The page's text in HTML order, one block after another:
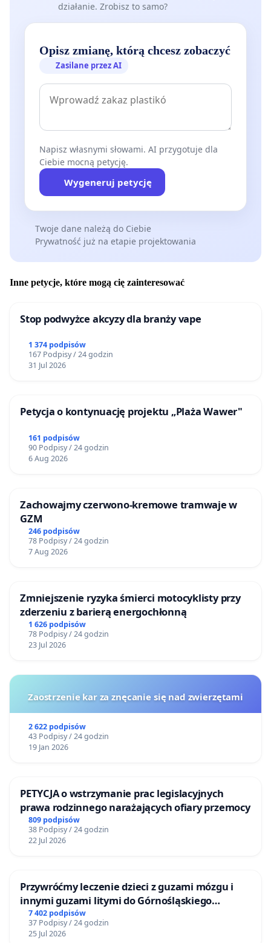
działanie. Zrobisz to samo?
Opisz zmianę, którą chcesz zobaczyć
Zasilane przez AI
Napisz własnymi słowami. AI przygotuje dla
Ciebie mocną petycję.
Wygeneruj petycję
Twoje dane należą do Ciebie
Prywatność już na etapie projektowania
Inne petycje, które mogą cię zainteresować
Stop podwyżce akcyzy dla branży vape
1 374 podpisów
167 Podpisy / 24 godzin
31 Jul 2026
Petycja o kontynuację projektu „Plaża Wawer"
161 podpisów
90 Podpisy / 24 godzin
6 Aug 2026
Zachowajmy czerwono-kremowe tramwaje w
GZM
246 podpisów
78 Podpisy / 24 godzin
7 Aug 2026
Zmniejszenie ryzyka śmierci motocyklisty przy
zderzeniu z barierą energochłonną
1 626 podpisów
78 Podpisy / 24 godzin
23 Jul 2026
Zaostrzenie kar za znęcanie się nad zwierzętami
2 622 podpisów
43 Podpisy / 24 godzin
19 Jan 2026
PETYCJA o wstrzymanie prac legislacyjnych
prawa rodzinnego narażających ofiary przemocy
809 podpisów
38 Podpisy / 24 godzin
22 Jul 2026
Przywróćmy leczenie dzieci z guzami mózgu i
innymi guzami litymi do Górnośląskiego
Centrum Zdrowia Dziecka w Katowicach
7 402 podpisów
37 Podpisy / 24 godzin
25 Jul 2026